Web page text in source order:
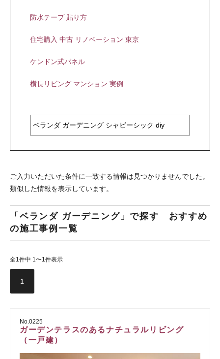
防水テープ 貼り方
住宅購入 中古 リノベーション 東京
ケンドン式パネル
横長リビング マンション 実例
ご入力いただいた条件に一致する情報は見つかりませんでした。
類似した情報を表示しています。
「ベランダ ガーデニング」で探す おすすめ
の施工事例一覧
全1件中 1〜1件表示
1
No.0225
ガーデンテラスのあるナチュラルリビング
（一戸建）